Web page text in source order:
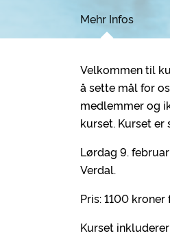
Mehr Infos
Velkommen til
å sette mål for
medlemmer og
kurset. Kurset
Lørdag 9.
Verdal.
Pris: 1100
Kurset